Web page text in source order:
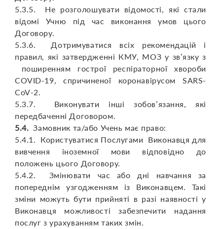
5.3.5. Не розголошувати відомості, які стали
відомі Учню під час виконання умов цього
Договору.
5.3.6. Дотримуватися всіх рекомендацій і
правил, які затвердженні КМУ, МОЗ у зв’язку з
поширенням гострої респіраторної хвороби
COVID-19, спричиненої коронавірусом SARS-
CoV-2.
5.3.7. Виконувати інші зобов’язання, які
передбаченні Договором.
5.4. Замовник та/або Учень має право:
5.4.1. Користуватися Послугами Виконавця для
вивчення іноземної мови відповідно до
положень цього Договору.
5.4.2. Змінювати час або дні навчання за
попереднім узгодженням із Виконавцем. Такі
зміни можуть бути прийняті в разі наявності у
Виконавця можливості забезпечити надання
послуг з урахуванням таких змін.